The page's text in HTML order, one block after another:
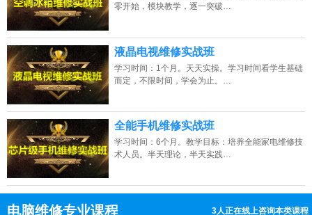
零开始，模块教学，逐一突破…
液晶电视维修实战班
学习时间：1个月。天天实操。学习时间看学生基础
而定，不限时间，学会为止。…
全能手机维修实战班
学习时间：6个月。教学目标：培养全能家电维修技
术人员。半天理论，半天实践…
电脑维修专业课程 3人正在线上咨询本类课程